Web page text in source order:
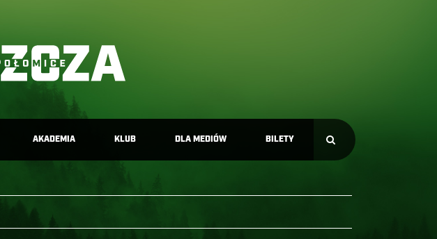
AKADEMIA KLUB DLA MEDIÓW BILETY